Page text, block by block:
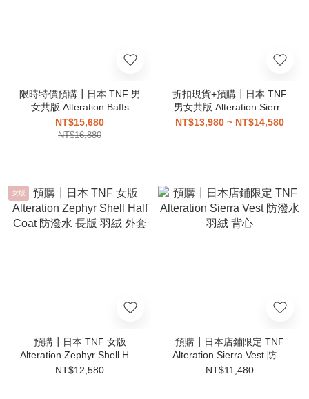
限時特價預購┃日本 TNF 男
女共版 Alteration Baffs
Jacket 防潑水 羽絨 連帽 外
套
NT$15,680
NT$16,880
折扣現貨+預購┃日本 TNF
男女共版 Alteration Sierra
Jacket 防潑水 羽絨 外套
NT$13,980 ~ NT$14,580
女版
預購┃日本 TNF 女版
Alteration Zephyr Shell Half
Coat 防潑水 長版 羽絨 外套
NT$12,580
預購┃日本店鋪限定 TNF
Alteration Sierra Vest 防潑
水 羽絨 背心
NT$11,480